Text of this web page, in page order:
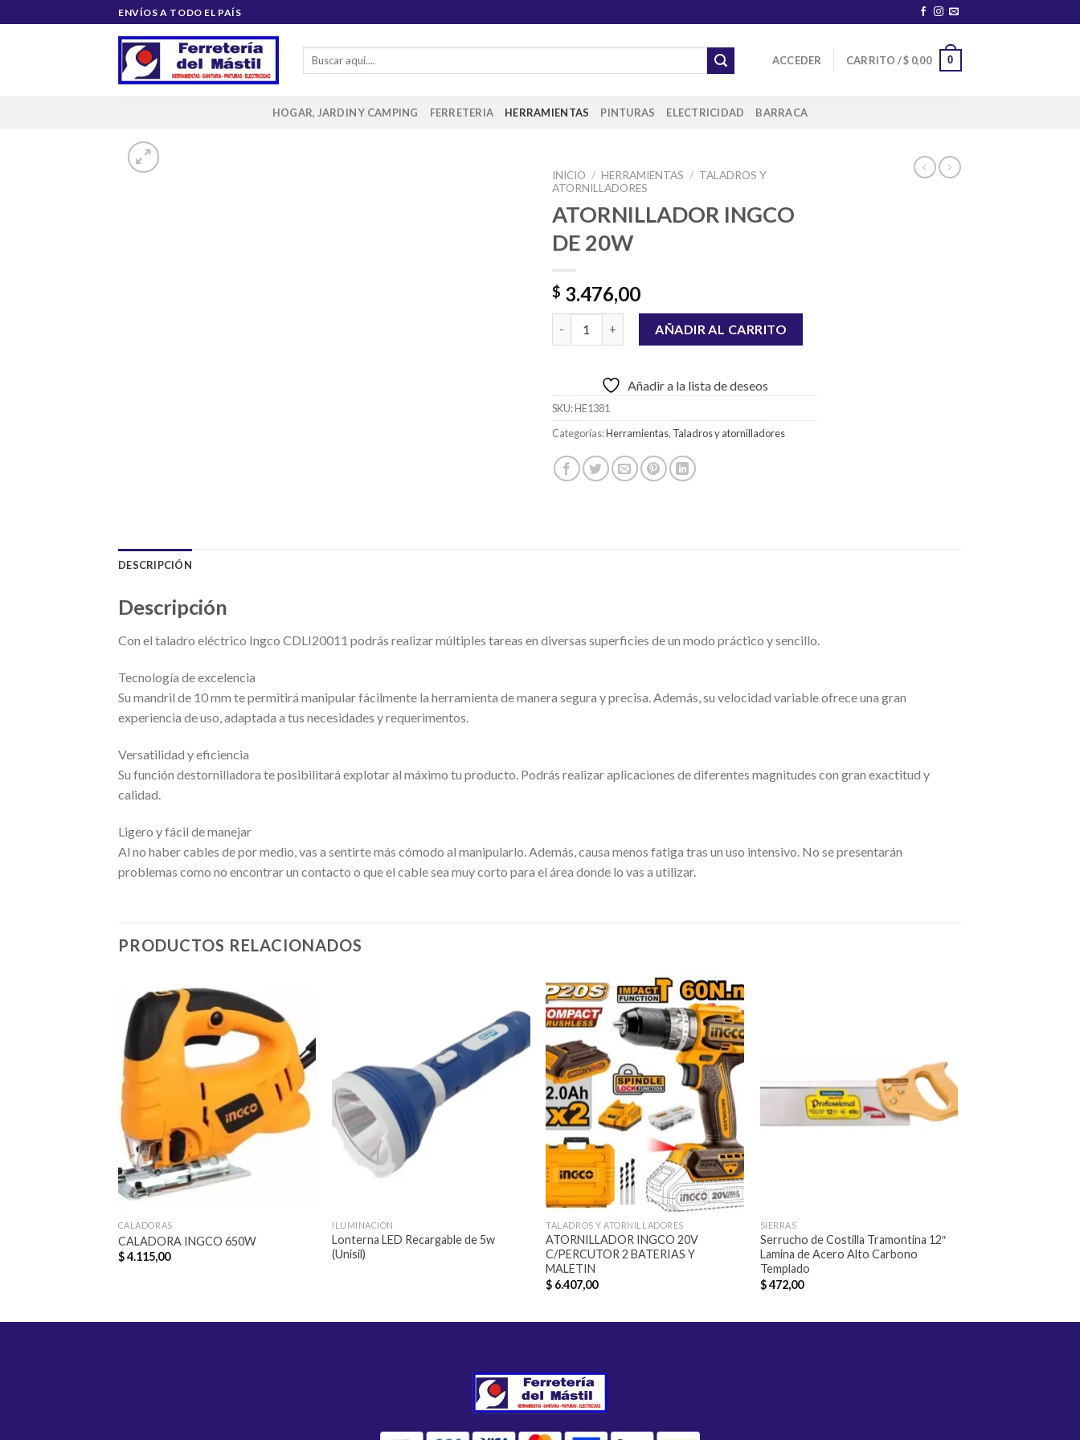
al
ENVÍOS A TODO EL PAÍS
Buscar
ACCEDER CARRITO /$ 0,00 0
HOGAR, JARDIN Y CAMPING FERRETERIA HERRAMIENTAS PINTURAS ELECTRICIDAD BARRACA
INICIO / HERRAMIENTAS / TALADROS Y
ATORNILLADORES
ATORNILLADOR INGCO
DE 20W
$ 3.476,00
ATORNILLADOR INGCO DE 20W cantidad
AÑADIR AL CARRITO
Añadir a la lista de deseos
SKU:HE1381
Categorías:Herramientas, Taladros y atornilladores
DESCRIPCIÓN
Descripción
Con el taladro eléctrico Ingco CDLI20011 podrás realizar múltiples tareas en diversas superficies de un modo práctico y sencillo.
Tecnología de excelencia
Su mandril de 10 mm te permitirá manipular fácilmente la herramienta de manera segura y precisa. Además, su velocidad variable ofrece una gran
experiencia de uso, adaptada a tus necesidades y requerimentos.
Versatilidad y eficiencia
Su función destornilladora te posibilitará explotar al máximo tu producto. Podrás realizar aplicaciones de diferentes magnitudes con gran exactitud y
calidad.
Ligero y fácil de manejar
Al no haber cables de por medio, vas a sentirte más cómodo al manipularlo. Además, causa menos fatiga tras un uso intensivo. No se presentarán
problemas como no encontrar un contacto o que el cable sea muy corto para el área donde lo vas a utilizar.
PRODUCTOS RELACIONADOS
Añadir
lista de
deseos
CALADORAS
CALADORA INGCO 650W
$4.115,00
Añadir
a la
lista de
ILUMINACIÓN
Lonterna LED Recargable de 5w
(Unisil)
Añadir
a la
lista de
deseos
TALADROS Y ATORNILLADORES
ATORNILLADOR INGCO 20V
C/PERCUTOR 2 BATERIAS Y
MALETIN
$ 6.407,00
lista de
deseos
SIERRAS
Serrucho de Costilla Tramontina 12″
Lamina de Acero Alto Carbono
Templado
$472,00